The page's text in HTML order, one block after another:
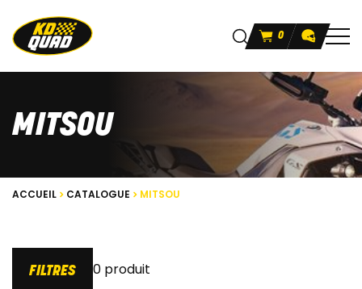
0
MITSOU
ACCUEIL CATALOGUE MITSOU
FILTRES 0 produit